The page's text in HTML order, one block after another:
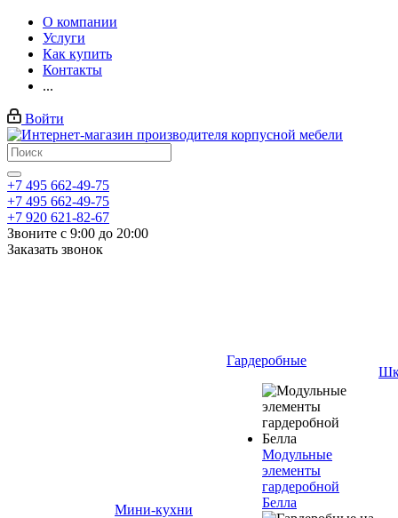
О компании
Услуги
Как купить
Контакты
...
Войти
+7 495 662-49-75
+7 495 662-49-75
+7 920 621-82-67
Звоните с 9:00 до 20:00
Заказать звонок
Мини-кухни
Гардеробные
Модульные
элементы
гардеробной
Белла